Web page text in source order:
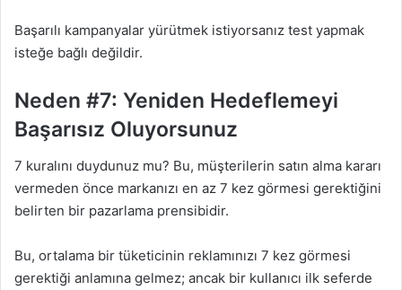
Başarılı kampanyalar yürütmek istiyorsanız test yapmak
isteğe bağlı değildir.
Neden #7: Yeniden Hedeflemeyi
Başarısız Oluyorsunuz
7 kuralını duydunuz mu? Bu, müşterilerin satın alma kararı
vermeden önce markanızı en az 7 kez görmesi gerektiğini
belirten bir pazarlama prensibidir.
Bu, ortalama bir tüketicinin reklamınızı 7 kez görmesi
gerektiği anlamına gelmez; ancak bir kullanıcı ilk seferde